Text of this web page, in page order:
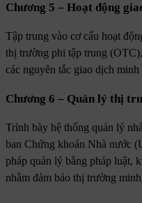
Chương 5 – Hoạt động
Tập trung vào cơ cấu hoạt
thị trường phi tập trung
các nguyên tắc giao dịch minh
Chương 6 – Quản lý thị
Trình bày hệ thống quản lý
ban Chứng khoán Nhà nước
pháp quản lý bằng pháp luật,
nhằm đảm bảo thị trường